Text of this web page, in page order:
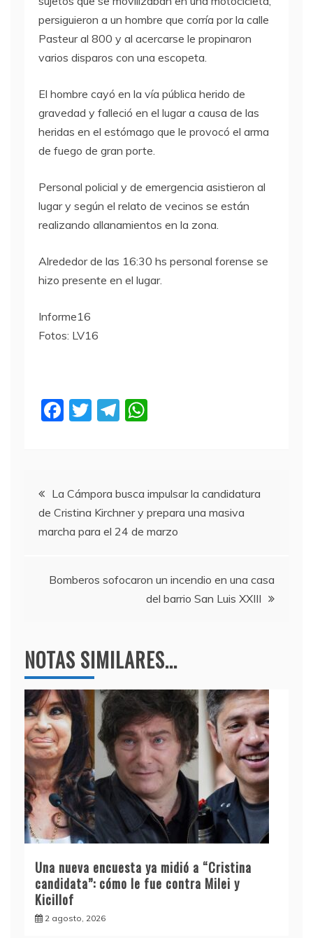
persiguieron a un hombre que corría por la calle
Pasteur al 800 y al acercarse le propinaron
varios disparos con una escopeta.
El hombre cayó en la vía pública herido de
gravedad y falleció en el lugar a causa de las
heridas en el estómago que le provocó el arma
de fuego de gran porte.
Personal policial y de emergencia asistieron al
lugar y según el relato de vecinos se están
realizando allanamientos en la zona.
Alrededor de las 16:30 hs personal forense se
hizo presente en el lugar.
Informe16
Fotos: LV16
F
b
o
o
T
T
a
m
A
p
p
Navegación
de
La Cámpora busca impulsar la candidatura
de Cristina Kirchner y prepara una masiva
marcha para el 24 de marzo
Bomberos sofocaron un incendio en una casa
del barrio San Luis XXIII
NOTAS SIMILARES...
Una nueva encuesta ya midió a “Cristina
candidata”: cómo le fue contra Milei y
Kicillof
2 agosto, 2026